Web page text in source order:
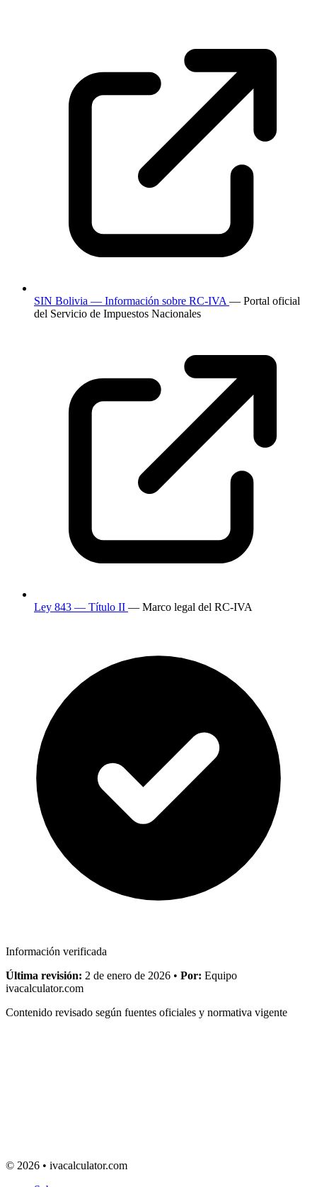
SIN Bolivia — Información sobre RC-IVA — Portal oficial
del Servicio de Impuestos Nacionales
Ley 843 — Título II — Marco legal del RC-IVA
Información verificada
Última revisión: 2 de enero de 2026 • Por: Equipo
ivacalculator.com
Contenido revisado según fuentes oficiales y normativa vigente
© 2026 • ivacalculator.com